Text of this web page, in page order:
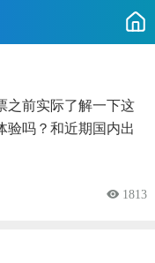
之前实际了解一下这
验吗？和近期国内出
 1813